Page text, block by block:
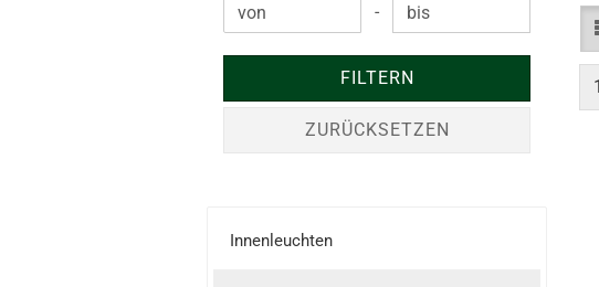
1
Preis bis
-
FILTERN
ZURÜCKSETZEN
Innenleuchten